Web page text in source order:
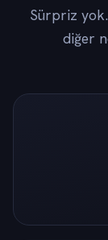
Sürpriz
diğer